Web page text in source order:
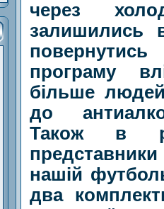
через
залишились
програму
більше
до
Також в
нашій
два